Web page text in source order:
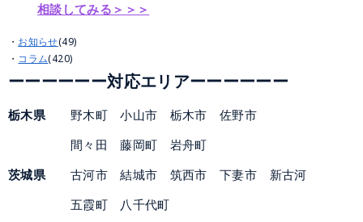
相談してみる＞＞＞
お知らせ(49)
コラム(420)
ーーーーーー対応エリアーーーーーー
栃木県野木町 小山市 栃木市 佐野市
間々田 藤岡町 岩舟町
茨城県古河市 結城市 筑西市 下妻市 新古河
五霞町 八千代町